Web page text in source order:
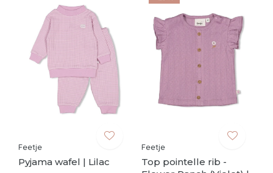
Feetje
Pyjama wafel | Lilac
Feetje
Top pointelle rib -